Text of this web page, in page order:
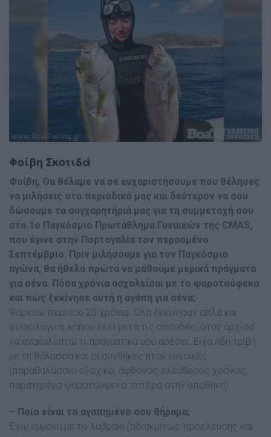
Φοίβη Σκοτιδά
Φοίβη, Θα θέλαµε να σε ευχαριστήσουµε που θέλησες
να µιλήσεις στο περιοδικό µας και δεύτερον να σου
δώσουµε τα συγχαρητήριά µας για τη συµµετοχή σου
στο 1ο Παγκόσµιο Πρωτάθληµα Γυναικών της CMAS,
που έγινε στην Πορτογαλία τον περασµένο
Σεπτέµβριο. Πριν µιλήσουµε για τον Παγκόσµιο
αγώνα, θα ήθελα πρώτα να µάθουµε µερικά πράγµατα
για σένα. Πόσα χρόνια ασχολείσαι µε το ψαροτούφεκο
και πώς ξεκίνησε αυτή η αγάπη για σένα;
Ψαρεύω περίπου 20 χρόνια. Όλα ξεκίνησαν απλά και
φυσιολογικά, κάπου εκεί µετά τις σπουδές, όταν άρχισα
να ανακαλύπτω τι πραγµατικά µου αρέσει. Είχα ήδη τριβή
µε τη θάλασσα και οι συνθήκες ήταν ευνοϊκές
(παραθαλάσσιο εξοχικό, άφθονος ελεύθερος χρόνος,
παρατηµένο ψαροτούφεκο πατέρα στην αποθήκη).
– Ποιο είναι το αγαπηµένο σου θήραµα;
Έχω εµµονή µε το λαβράκι (αδιακρίτως προέλευσης και